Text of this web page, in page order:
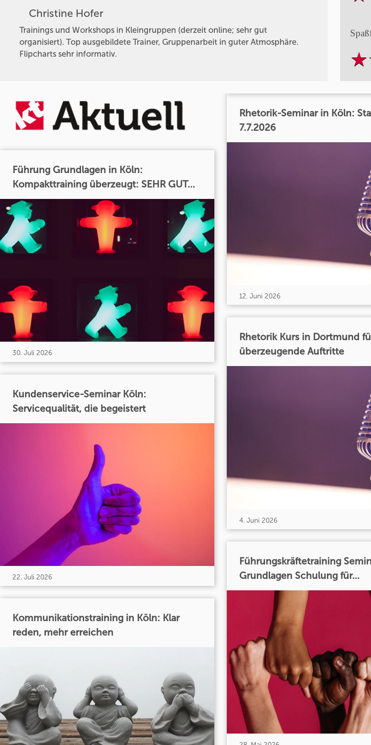
Christine Hofer
Trainings und Workshops in Kleingruppen (derzeit online; sehr gut
organisiert). Top ausgebildete Trainer, Gruppenarbeit in guter Atmosphäre.
Flipcharts sehr informativ.
Führung Grundlagen in Köln:
Kompakttraining überzeugt: SEHR GUT...
30. Juli 2026
Kundenservice-Seminar Köln:
Servicequalität, die begeistert
22. Juli 2026
Kommunikationstraining in Köln: Klar
reden, mehr erreichen
Rhetorik-Seminar in Köln:
7.7.2026
12. Juni 2026
Rhetorik Kurs in Dortmund
überzeugende Auftritte
4. Juni 2026
Führungskräftetraining
Grundlagen Schulung für...